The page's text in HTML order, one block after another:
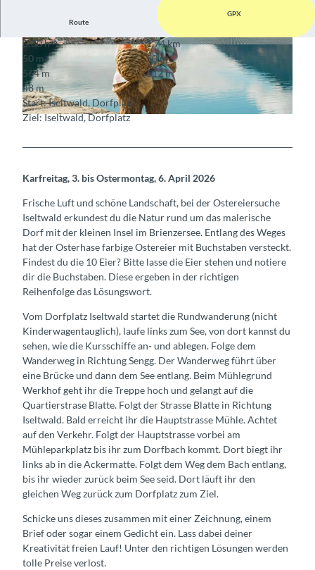
© Bönigen-Iseltwald Tourismus, Interlaken Tourismus
© Bönigen-Iseltwald Tourismus, Interlaken Tour
ismus
© Bönigen-Iseltwald Tourismus, Interlaken Tour
ismus
Route
GPX
0:30 h
1,74 km
50 m
50 m
564 m
612 m
48 m
Start: Iseltwald, Dorfplatz
Ziel: Iseltwald, Dorfplatz
Karfreitag, 3. bis Ostermontag, 6. April 2026
Frische Luft und schöne Landschaft, bei der Ostereiersuche
Iseltwald erkundest du die Natur rund um das malerische
Dorf mit der kleinen Insel im Brienzersee. Entlang des Weges
hat der Osterhase farbige Ostereier mit Buchstaben versteckt.
Findest du die 10 Eier? Bitte lasse die Eier stehen und notiere
dir die Buchstaben. Diese ergeben in der richtigen
Reihenfolge das Lösungswort.
Vom Dorfplatz Iseltwald startet die Rundwanderung (nicht
Kinderwagentauglich), laufe links zum See, von dort kannst du
sehen, wie die Kursschiffe an- und ablegen. Folge dem
Wanderweg in Richtung Sengg. Der Wanderweg führt über
eine Brücke und dann dem See entlang. Beim Mühlegrund
Werkhof geht ihr die Treppe hoch und gelangt auf die
Quartierstrase Blatte. Folgt der Strasse Blatte in Richtung
Iseltwald. Bald erreicht ihr die Hauptstrasse Mühle. Achtet
auf den Verkehr. Folgt der Hauptstrasse vorbei am
Mühleparkplatz bis ihr zum Dorfbach kommt. Dort biegt ihr
links ab in die Ackermatte. Folgt dem Weg dem Bach entlang,
bis ihr wieder zurück beim See seid. Dort läuft ihr den
gleichen Weg zurück zum Dorfplatz zum Ziel.
Schicke uns dieses zusammen mit einer Zeichnung, einem
Brief oder sogar einem Gedicht ein. Lass dabei deiner
Kreativität freien Lauf! Unter den richtigen Lösungen werden
tolle Preise verlost.